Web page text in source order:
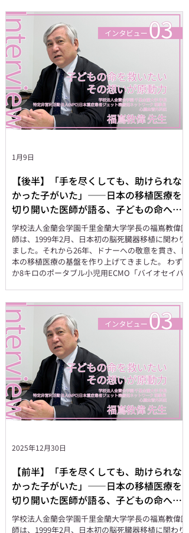
を支えている場所があります。大阪市鶴見区にあ
る、TSURUMIこどもホスピスです。 今回は、
TSURUMIこどもホスピス副理事長であり、小児血
液・腫瘍医として長年子どもたちと向き合ってこら
れた原純一先生に、こどもホスピスの役割、設立の
背景、そして子どもたちと家族に向き合う中で大切
にしていることについて、NPO法人ハートキッズ・
ジャパンがお話を伺いました。 【プロフィール】
原 純一（はら・じゅんいち）先生 TSURUMIこども
ホスピス副理事長。小児血液・腫瘍医。小児がん診
療に長年携わり、命に関わる病気を抱える子どもた
しく過ごせる
【後半】「手を尽くしても、助けられな
かった子がいた」――日本の移植医療を
切り開いた医師が語る、子どもの命への
責任
学校法人金蘭会学園千里金蘭大学学長の福嶌教偉医
師は、1999年2月、日本初の脳死臓器移植に関わり
ました。それから26年、ドナーへの敬意を貫き、日
本の移植医療の基盤を作り上げてきました。 わず
か8キロのポータブル小児用ECMO「バイオセイバ
どもの命を救いたいという強い想いです。 移植医
療にかける想いと、子どもの命を救うための取り組
みについて話を伺いました。 <【前半】はこちらか
ら> 小児の命を救う技術開発 ――現在の日本におけ
る小児用人工心臓の技術水準と普及状況について教
えてください。 小児用人工心臓の大きな課題は、
サイズと血流量でした。子どもの体は小さいですか
ら、機械も小型化しなければいけない。でもただ小
さくすればいいわけではなく、必要な血流を確保し
ながら、子どもの体に負担をかけない設計が求めら
れます。 そしてもう一つ、搬送の問題がありまし
た。この20年ほどで技術が進
1月9日
【前半】「手を尽くしても、助けられな
かった子がいた」――日本の移植医療を
切り開いた医師が語る、子どもの命への
責任
学校法人金蘭会学園千里金蘭大学学長の福嶌教偉医
師は、1999年2月、日本初の脳死臓器移植に関わり
2025年12月30日